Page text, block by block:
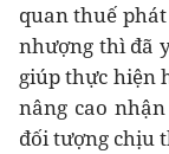
quan thuế
nhượng thì đã
giúp thực hiện
nâng cao
đối tượng chịu